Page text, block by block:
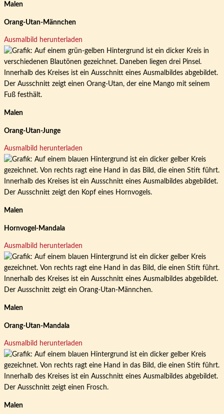
Malen
Orang-Utan-Männchen
Ausmalbild herunterladen
Malen
Orang-Utan-Junge
Ausmalbild herunterladen
Malen
Hornvogel-Mandala
Ausmalbild herunterladen
Malen
Orang-Utan-Mandala
Ausmalbild herunterladen
Malen